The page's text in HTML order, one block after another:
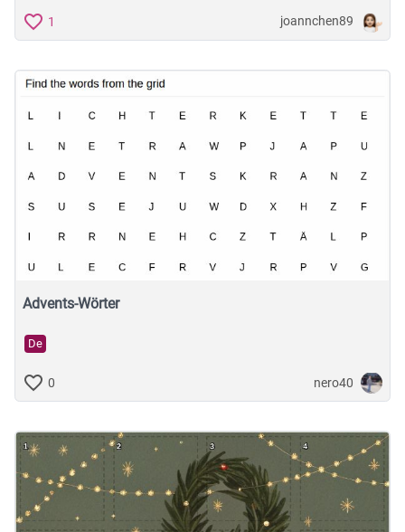
1 joannchen89
Advents-Wörter
De
0 nero40